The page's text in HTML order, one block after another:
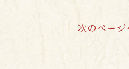
次のページ